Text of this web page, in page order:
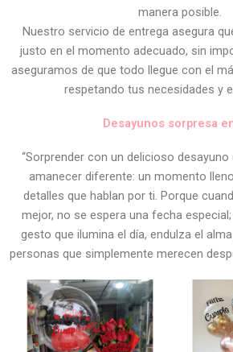
manera posible.
Nuestro servicio de entrega asegura
justo en el momento adecuado, sin
aseguramos de que todo llegue con el
respetando tus necesidades y
Desayunos sorpresa
“Sorprender con un delicioso desayuno
amanecer diferente: un momento
detalles que hablan por ti. Porque
mejor, no se espera una fecha
gesto que ilumina el día, endulza el
personas que simplemente merecen